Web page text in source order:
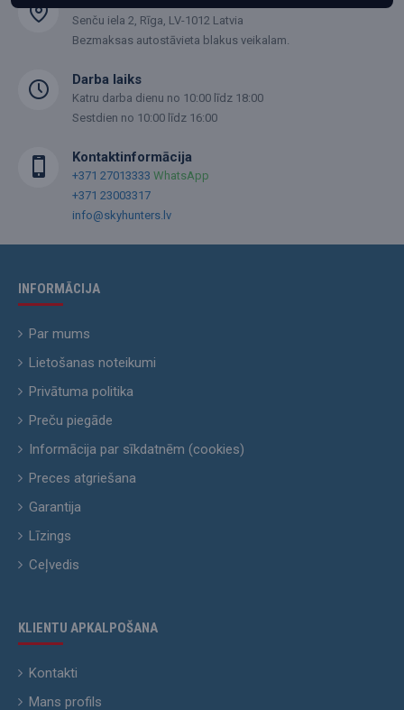
Senču iela 2, Rīga, LV-1012 Latvia
Bezmaksas autostāvieta blakus veikalam.
Darba laiks
Katru darba dienu no 10:00 līdz 18:00
Sestdien no 10:00 līdz 16:00
Kontaktinformācija
+371 27013333 WhatsApp
+371 23003317
info@skyhunters.lv
INFORMĀCIJA
Par mums
Lietošanas noteikumi
Privātuma politika
Preču piegāde
Informācija par sīkdatnēm (cookies)
Preces atgriešana
Garantija
Līzings
Ceļvedis
KLIENTU APKALPOŠANA
Kontakti
Mans profils